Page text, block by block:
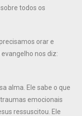
todos os
orar e
nos diz:
alma. Ele sabe o que
emocionais
ressuscitou. Ele